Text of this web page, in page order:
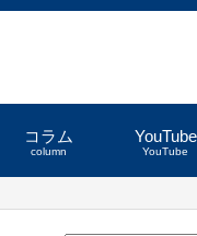
コラム
column
YouTube
YouTube